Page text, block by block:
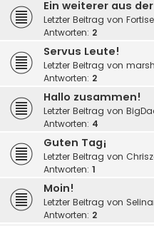
Ein weiterer aus
Letzter Beitrag von
Antworten: 2
Servus Leute!
Letzter Beitrag von
Antworten: 2
Hallo zusammen!
Letzter Beitrag von
Antworten: 4
Guten Tag¡
Letzter Beitrag von
Antworten: 1
Moin!
Letzter Beitrag von
Antworten: 2